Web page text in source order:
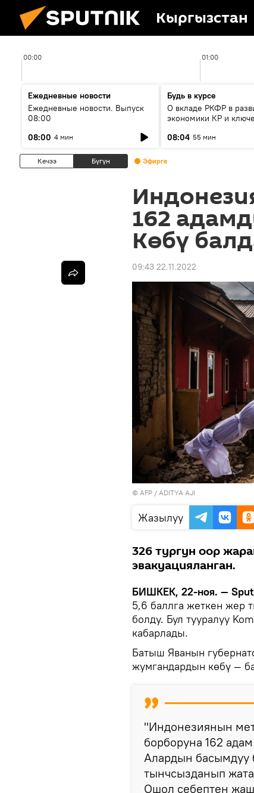
Кыргызстан
00:00 01:00
Ежедневные новости
Ежедневные новости. Выпуск
08:00
08:00 4 мин
Будь в курсе
О вкладе РКФР в
экономики КР и
08:04 55 мин
Кечээ Бүгүн Эфирге
162
Көбү
09:43 22.11.2022
© AFP / ADITYA AJI
Жазылуу
326 тургун оор
эвакуацияланган.
БИШКЕК, 22-ноя. —
5,6 баллга жеткен жер
болду. Бул тууралуу
кабарлады.
Батыш Яванын
жумгандардын көбү —
"Индонезиянын
борборуна 162
Алардын басымдуу
тынчсызданып
Ошол себептен